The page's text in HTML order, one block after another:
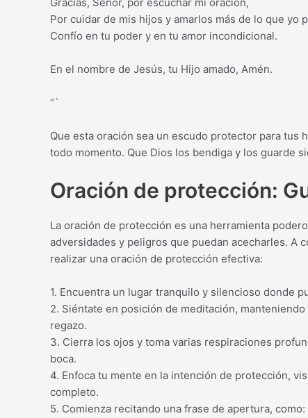
Por cuidar de mis hijos y amarlos más de lo que yo
Confío en tu poder y en tu amor incondicional.
En el nombre de Jesús, tu Hijo amado, Amén.
“`
Que esta oración sea un escudo protector para tus
todo momento. Que Dios los bendiga y los guarde
Oración de protección:
La oración de protección es una herramienta
adversidades y peligros que puedan acecharles. A
realizar una oración de protección efectiva:
1. Encuentra un lugar tranquilo y silencioso donde
2. Siéntate en posición de meditación,
regazo.
3. Cierra los ojos y toma varias respiraciones
boca.
4. Enfoca tu mente en la intención de protección,
completo.
5. Comienza recitando una frase de apertura,